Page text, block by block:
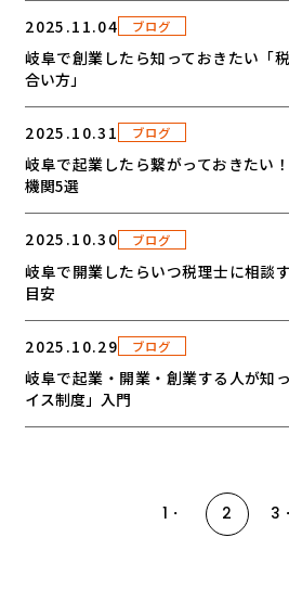
2025.11.04 ブログ
岐阜で創業したら知っておきたい「
合い方」
2025.10.31 ブログ
岐阜で起業したら繋がっておきたい
機関5選
2025.10.30 ブログ
岐阜で開業したらいつ税理士に相談
目安
2025.10.29 ブログ
岐阜で起業・開業・創業する人が知
イス制度」入門
1 2 3